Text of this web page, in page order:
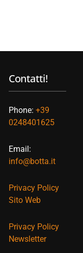
Contatti!
Phone: +39
0248401625
Email:
info@botta.it
Privacy Policy
Sito Web
Privacy Policy
Newsletter